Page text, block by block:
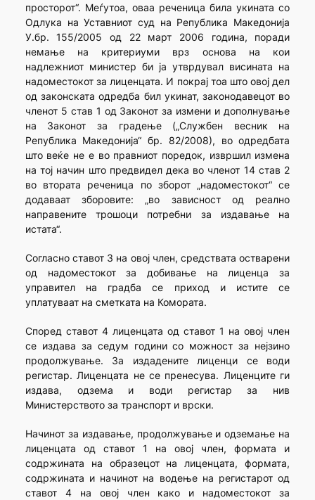
просторот“. Меѓутоа, оваа реченица била укината со
Одлука на Уставниот суд на Република Македонија
У.бр. 155/2005 од 22 март 2006 година, поради
немање на критериуми врз основа на кои
надлежниот министер би ја утврдувал висината на
надоместокот за лиценцата. И покрај тоа што овој дел
од законската одредба бил укинат, законодавецот во
членот 5 став 1 од Законот за измени и дополнување
на Законот за градење („Службен весник на
Република Македонија“ бр. 82/2008), во одредбата
што веќе не е во правниот поредок, извршил измена
на тој начин што предвидел дека во членот 14 став 2
во втората реченица по зборот „надоместокот“ се
додаваат зборовите: „во зависност од реално
направените трошоци потребни за издавање на
истата“.
Согласно ставот 3 на овој член, средствата остварени
од надоместокот за добивање на лиценца за
управител на градба се приход и истите се
уплатуваат на сметката на Комората.
Според ставот 4 лиценцата од ставот 1 на овој член
се издава за седум години со можност за нејзино
продолжување. За издадените лиценци се води
регистар. Лиценцата не се пренесува. Лиценците ги
издава, одзема и води регистар за нив
Министерството за транспорт и врски.
Начинот за издавање, продолжување и одземање на
лиценцата од ставот 1 на овој член, формата и
содржината на образецот на лиценцата, формата,
содржината и начинот на водење на регистарот од
ставот 4 на овој член како и надоместокот за